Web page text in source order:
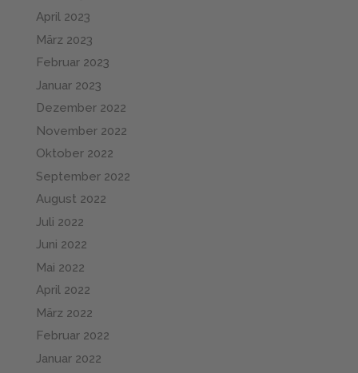
April 2023
März 2023
Februar 2023
Januar 2023
Dezember 2022
November 2022
Oktober 2022
September 2022
August 2022
Juli 2022
Juni 2022
Mai 2022
April 2022
März 2022
Februar 2022
Januar 2022